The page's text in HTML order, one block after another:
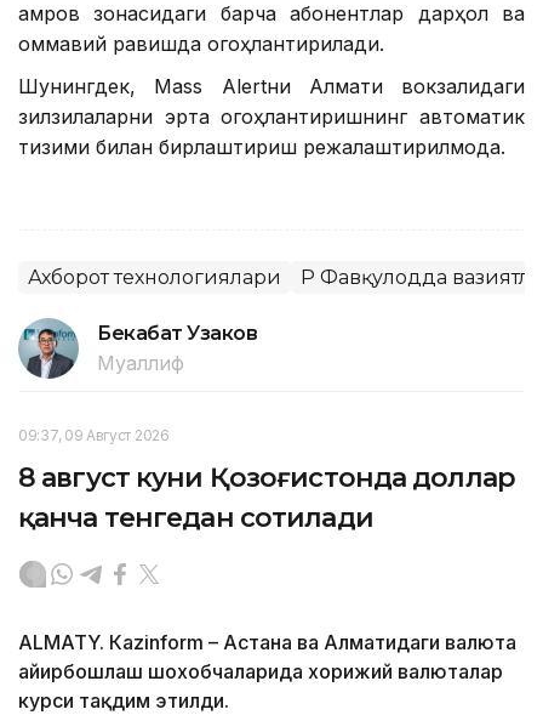
қамров зонасидаги барча абонентлар дарҳол ва
оммавий равишда огоҳлантирилади.
Шунингдек, Mass Alertни Алмати вокзалидаги
зилзилаларни эрта огоҳлантиришнинг автоматик
тизими билан бирлаштириш режалаштирилмоқда.
Ахборот технологиялари ҚР Фавқулодда
Бекабат Узаков
Муаллиф
09:37, 09 Август 2026
8 август куни Қозоғистонда доллар
қанча тенгедан сотилади
ALMATY. Кazinform – Астана ва Алматидаги валюта
айирбошлаш шохобчаларида хорижий валюталар
курси тақдим этилди.